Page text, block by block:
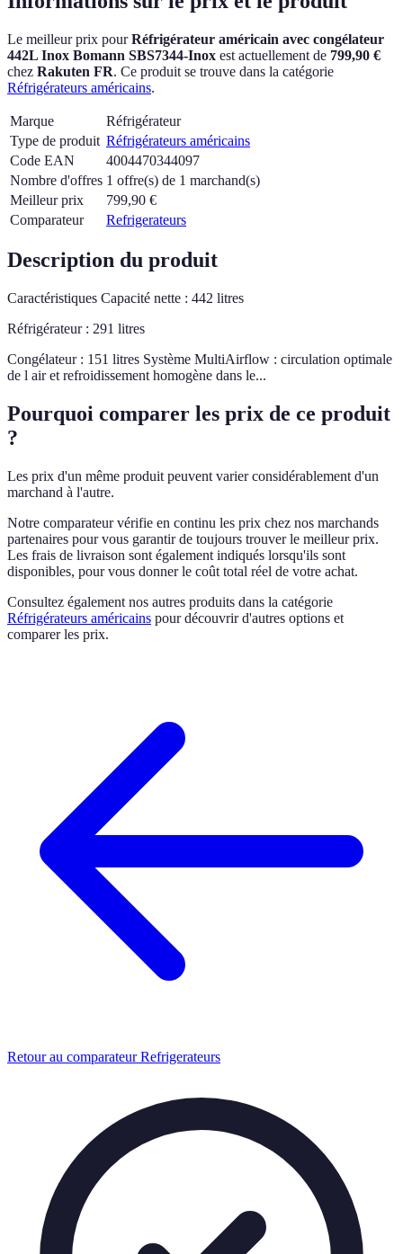
Le meilleur prix pourRéfrigérateur américain avec congélateur
442L Inox Bomann SBS7344-Inox est actuellement de 799,90 €
chez Rakuten FR. Ce produit se trouve dans la catégorie
Réfrigérateurs américains.
Marque
Réfrigérateur
Type de produit Réfrigérateurs américains
Code EAN
4004470344097
Nombre d'offres 1 offre(s) de 1 marchand(s)
Meilleur prix
799,90 €
Comparateur
Refrigerateurs
Description du produit
Caractéristiques Capacité nette : 442 litres
Réfrigérateur : 291 litres
Congélateur : 151 litres Système MultiAirflow : circulation optimale
de l air et refroidissement homogène dans le...
Pourquoi comparer les prix de ce produit
?
Les prix d'un même produit peuvent varier considérablement d'un
marchand à l'autre.
Notre comparateur vérifie en continu les prix chez nos marchands
partenaires pour vous garantir de toujours trouver le meilleur prix.
Les frais de livraison sont également indiqués lorsqu'ils sont
disponibles, pour vous donner le coût total réel de votre achat.
Consultez également nos autres produits dans la catégorie
Réfrigérateurs américains pour découvrir d'autres options et
comparer les prix.
Retour au comparateur Refrigerateurs